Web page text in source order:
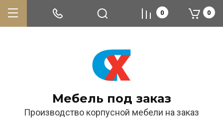
Мебель под заказ
Производство корпусной мебели на заказ
0 0